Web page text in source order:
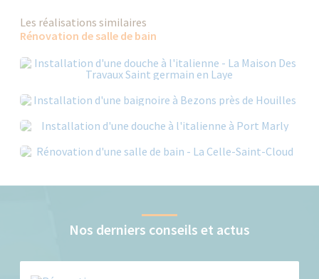
Les réalisations similaires
Rénovation de salle de bain
Nos derniers conseils et actus